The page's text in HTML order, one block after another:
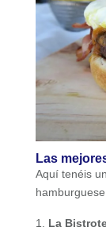
Las
Aquí tenéis
La